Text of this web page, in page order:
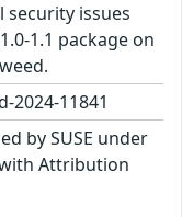
security issues
1.1 package on
2024-11841
by SUSE under
Attribution